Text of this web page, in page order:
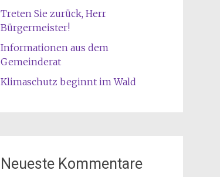
Treten Sie zurück, Herr
Bürgermeister!
Informationen aus dem
Gemeinderat
Klimaschutz beginnt im Wald
Neueste Kommentare